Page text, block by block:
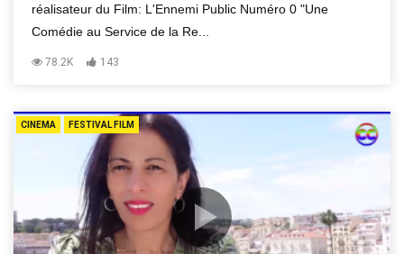
réalisateur du Film: L'Ennemi Public Numéro 0 "Une
Comédie au Service de la Re...
78.2K 143
CINEMA FESTIVAL FILM